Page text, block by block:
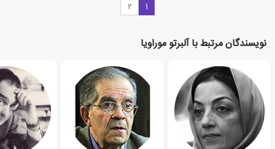
1
2
نویسندگان مرتبط با آلبرتو موراویا